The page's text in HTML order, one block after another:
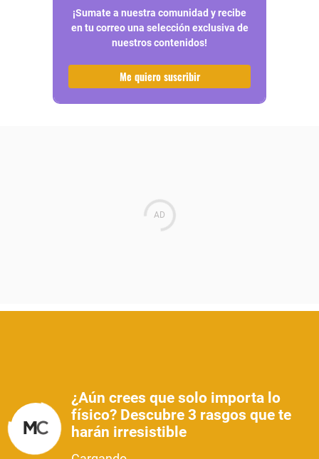
¡Sumate a nuestra comunidad y recibe
en tu correo una selección exclusiva de
nuestros contenidos!
Me quiero suscribir
¿Aún crees que solo importa lo
físico? Descubre 3 rasgos que te
harán irresistible